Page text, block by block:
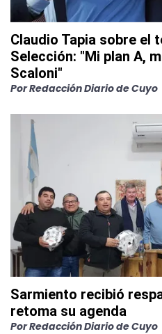
Claudio Tapia sobre el
Selección: "Mi plan A,
Scaloni"
PorRedacción Diario de Cuyo
Sarmiento recibió
retoma su agenda
PorRedacción Diario de Cuyo